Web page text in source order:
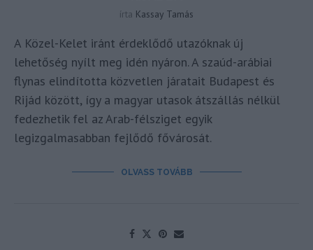
írta Kassay Tamás
A Közel-Kelet iránt érdeklődő utazóknak új
lehetőség nyílt meg idén nyáron. A szaúd-arábiai
flynas elindította közvetlen járatait Budapest és
Rijád között, így a magyar utasok átszállás nélkül
fedezhetik fel az Arab-félsziget egyik
legizgalmasabban fejlődő fővárosát.
OLVASS TOVÁBB